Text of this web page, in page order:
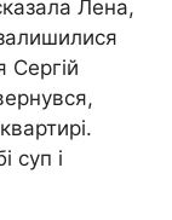
Лена,
Сергій
суп і